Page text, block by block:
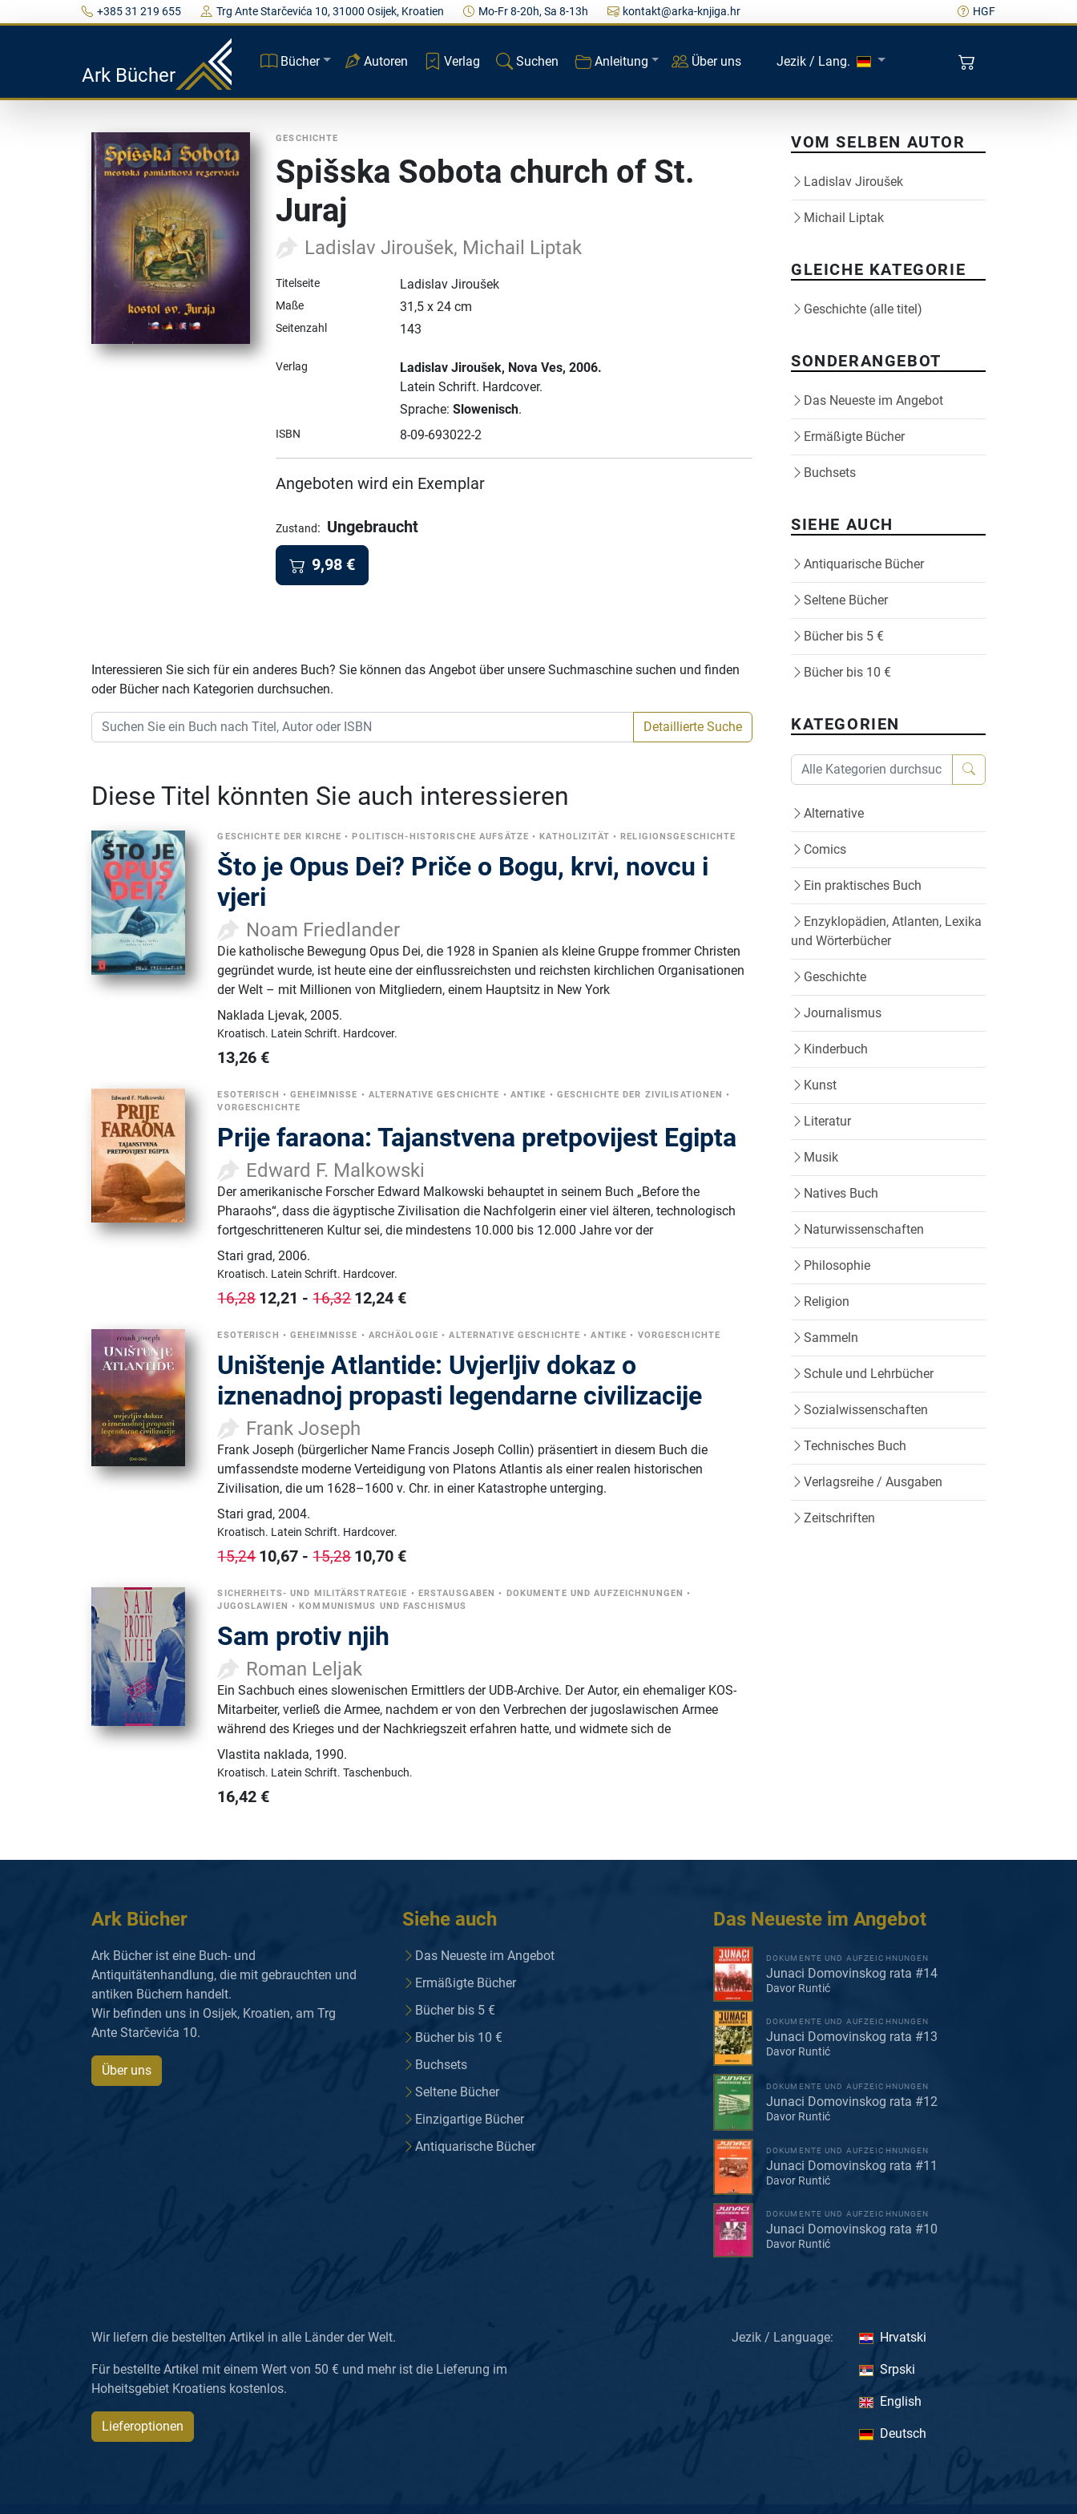
+385 31 219 655 Trg Ante Starčevića 10, 31000 Osijek, Kroatien Mo-Fr 8-20h, Sa 8-13h kontakt@arka-knjiga.hr HGF
Ark Bücher
Bücher Autoren Verlag Suchen Anleitung Über uns Jezik / Lang.
GESCHICHTE
Spišska Sobota church of St.
Juraj
Ladislav Jiroušek, Michail Liptak
Titelseite Ladislav Jiroušek
Maße 31,5 x 24 cm
Seitenzahl 143
Verlag Ladislav Jiroušek, Nova Ves, 2006.
Latein Schrift. Hardcover.
Sprache: Slowenisch.
ISBN 8-09-693022-2
Angeboten wird ein Exemplar
Zustand: Ungebraucht
9,98 €
Interessieren Sie sich für ein anderes Buch? Sie können das Angebot über unsere Suchmaschine suchen und finden
oder Bücher nach Kategorien durchsuchen.
Detaillierte Suche
Diese Titel könnten Sie auch interessieren
GESCHICHTE DER KIRCHE •POLITISCH-HISTORISCHE AUFSÄTZE •KATHOLIZITÄT •RELIGIONSGESCHICHTE
Što je Opus Dei? Priče o Bogu, krvi, novcu i
vjeri
Noam Friedlander
Die katholische Bewegung Opus Dei, die 1928 in Spanien als kleine Gruppe frommer Christen
gegründet wurde, ist heute eine der einflussreichsten und reichsten kirchlichen Organisationen
der Welt – mit Millionen von Mitgliedern, einem Hauptsitz in New York
Naklada Ljevak,2005.
Kroatisch. Latein Schrift. Hardcover.
13,26 €
ESOTERISCH •GEHEIMNISSE • ALTERNATIVE GESCHICHTE • ANTIKE • GESCHICHTE DER ZIVILISATIONEN •
VORGESCHICHTE
Prije faraona: Tajanstvena pretpovijest Egipta
Edward F. Malkowski
Der amerikanische Forscher Edward Malkowski behauptet in seinem Buch „Before the
Pharaohs“, dass die ägyptische Zivilisation die Nachfolgerin einer viel älteren, technologisch
fortgeschritteneren Kultur sei, die mindestens 10.000 bis 12.000 Jahre vor der
Stari grad,2006.
Kroatisch. Latein Schrift. Hardcover.
16,2812,21 -16,3212,24 €
ESOTERISCH •GEHEIMNISSE • ARCHÄOLOGIE •ALTERNATIVE GESCHICHTE •ANTIKE • VORGESCHICHTE
Uništenje Atlantide: Uvjerljiv dokaz o
iznenadnoj propasti legendarne civilizacije
Frank Joseph
Frank Joseph (bürgerlicher Name Francis Joseph Collin) präsentiert in diesem Buch die
umfassendste moderne Verteidigung von Platons Atlantis als einer realen historischen
Zivilisation, die um 1628–1600 v. Chr. in einer Katastrophe unterging.
Stari grad,2004.
Kroatisch. Latein Schrift. Hardcover.
15,2410,67 -15,2810,70 €
SICHERHEITS- UND MILITÄRSTRATEGIE • ERSTAUSGABEN • DOKUMENTE UND AUFZEICHNUNGEN •
JUGOSLAWIEN •KOMMUNISMUS UND FASCHISMUS
Sam protiv njih
Roman Leljak
Ein Sachbuch eines slowenischen Ermittlers der UDB-Archive. Der Autor, ein ehemaliger KOS-
Mitarbeiter, verließ die Armee, nachdem er von den Verbrechen der jugoslawischen Armee
während des Krieges und der Nachkriegszeit erfahren hatte, und widmete sich de
Vlastita naklada, 1990.
Kroatisch. Latein Schrift.Taschenbuch.
16,42 €
VOM SELBEN AUTOR
Ladislav Jiroušek
Michail Liptak
GLEICHE KATEGORIE
Geschichte (alle titel)
SONDERANGEBOT
Das Neueste im Angebot
Ermäßigte Bücher
Buchsets
SIEHE AUCH
Antiquarische Bücher
Seltene Bücher
Bücher bis 5 €
Bücher bis 10 €
KATEGORIEN
Alternative
Comics
Ein praktisches Buch
Enzyklopädien, Atlanten, Lexika
und Wörterbücher
Geschichte
Journalismus
Kinderbuch
Kunst
Literatur
Musik
Natives Buch
Naturwissenschaften
Philosophie
Religion
Sammeln
Schule und Lehrbücher
Sozialwissenschaften
Technisches Buch
Verlagsreihe / Ausgaben
Zeitschriften
Ark Bücher
Ark Bücher ist eine Buch- und
Antiquitätenhandlung, die mit gebrauchten und
antiken Büchern handelt.
Wir befinden uns in Osijek, Kroatien, am Trg
Ante Starčevića 10.
Über uns
Siehe auch
Das Neueste im Angebot
Ermäßigte Bücher
Bücher bis 5 €
Bücher bis 10 €
Buchsets
Seltene Bücher
Einzigartige Bücher
Antiquarische Bücher
Das Neueste im Angebot
DOKUMENTE UND AUFZEICHNUNGEN
Junaci Domovinskog rata #14
Davor Runtić
DOKUMENTE UND AUFZEICHNUNGEN
Junaci Domovinskog rata #13
Davor Runtić
DOKUMENTE UND AUFZEICHNUNGEN
Junaci Domovinskog rata #12
Davor Runtić
DOKUMENTE UND AUFZEICHNUNGEN
Junaci Domovinskog rata #11
Davor Runtić
DOKUMENTE UND AUFZEICHNUNGEN
Junaci Domovinskog rata #10
Davor Runtić
Wir liefern die bestellten Artikel in alle Länder der Welt.
Für bestellte Artikel mit einem Wert von 50 € und mehr ist die Lieferung im
Hoheitsgebiet Kroatiens kostenlos.
Lieferoptionen
Jezik / Language: Hrvatski
Srpski
English
Deutsch